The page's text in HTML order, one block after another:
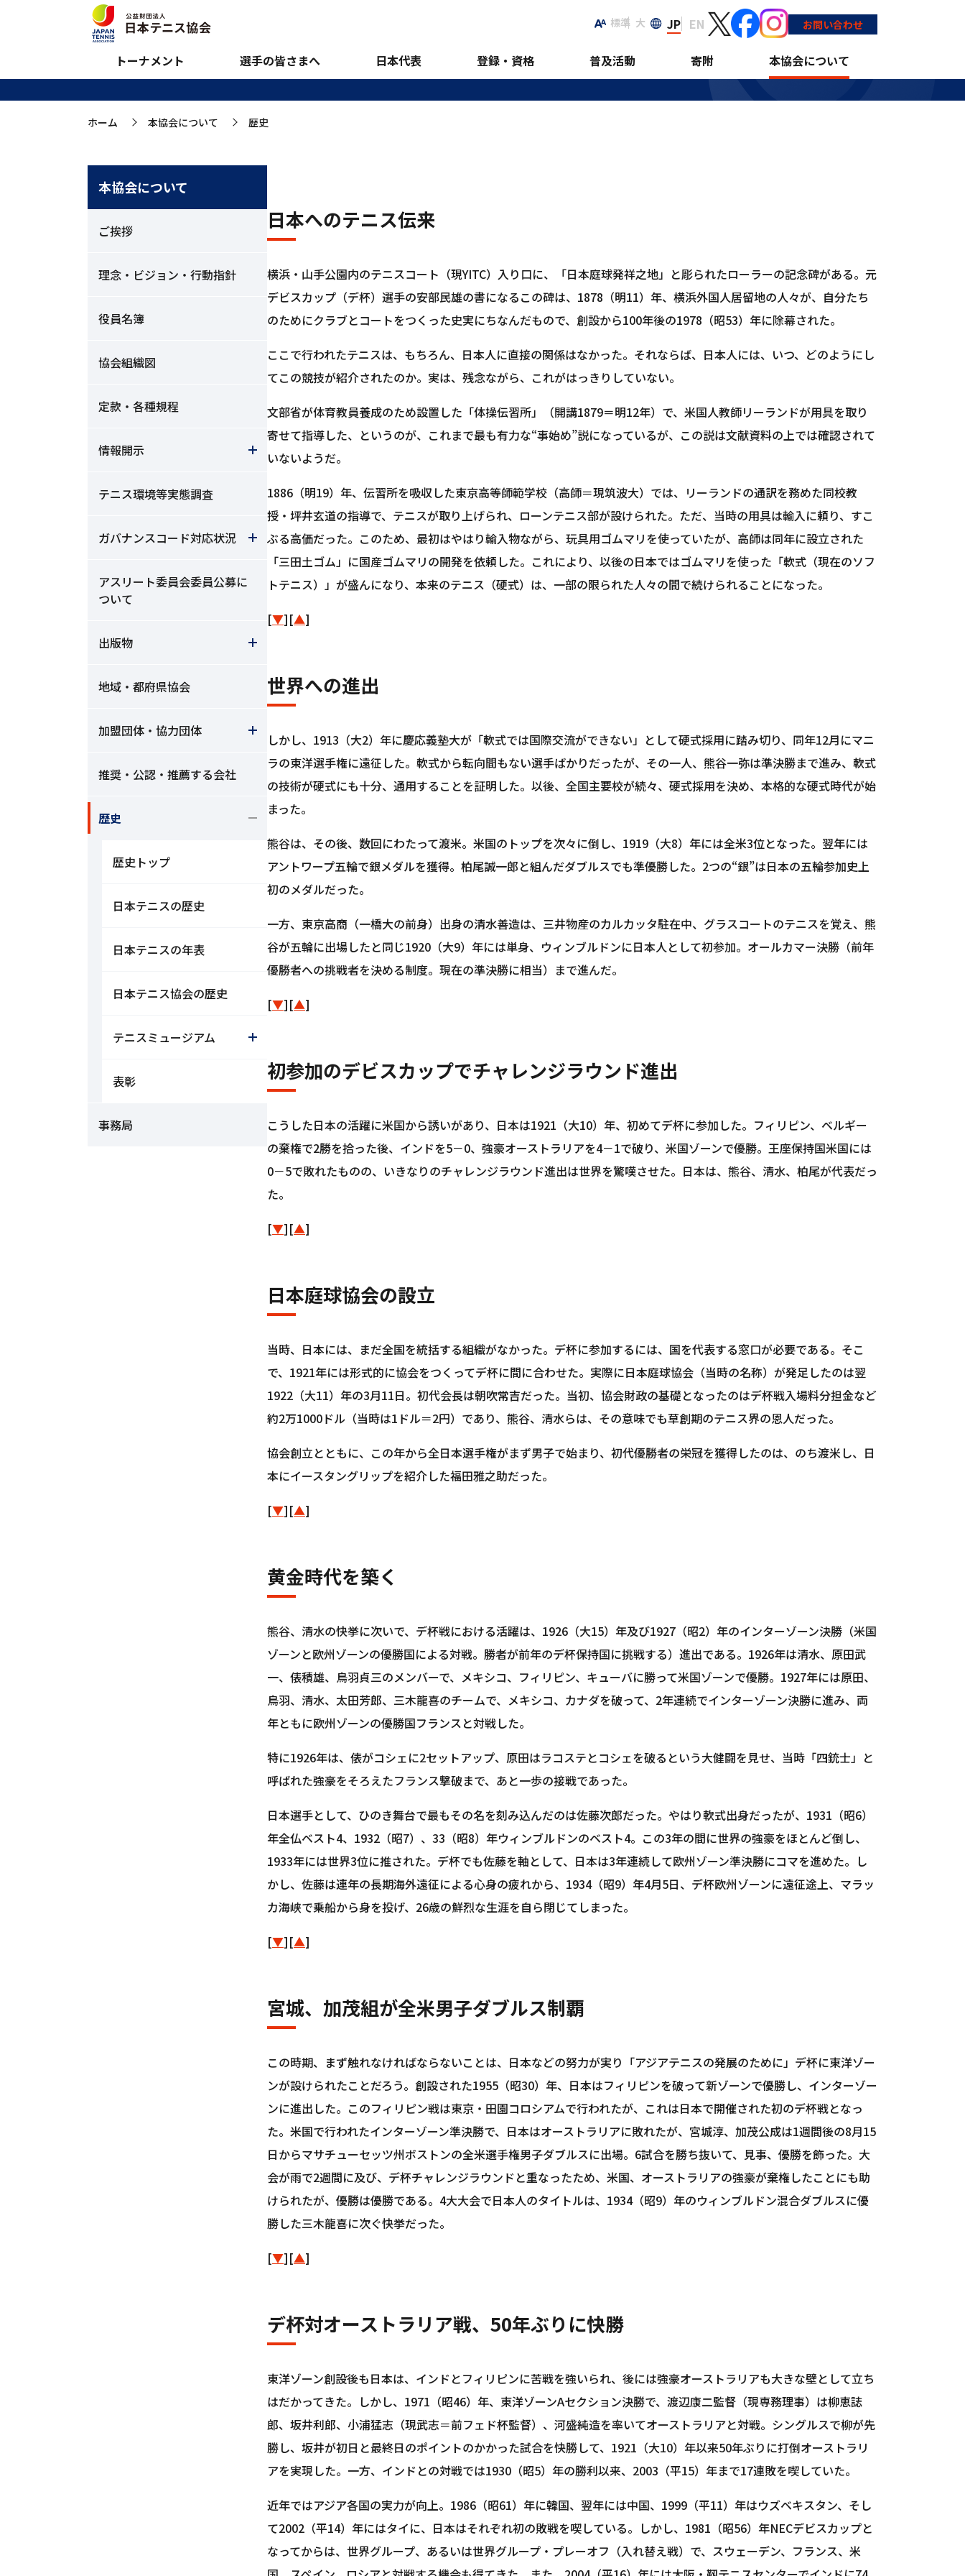
標準 大 JP EN お問い合わせ
トーナメント 選手の皆さまへ 日本代表 登録・資格 普及活動 寄附 本協会について
歴史
ホーム >
本協会について >
歴史
日本へのテニス伝来
横浜・山手公園内のテニスコート（現YITC）入り口に、「日本庭球発祥之地」と彫られたローラーの記念碑がある。元
デビスカップ（デ杯）選手の安部民雄の書になるこの碑は、1878（明11）年、横浜外国人居留地の人々が、自分たち
のためにクラブとコートをつくった史実にちなんだもので、創設から100年後の1978（昭53）年に除幕された。
ここで行われたテニスは、もちろん、日本人に直接の関係はなかった。それならば、日本人には、いつ、どのようにし
てこの競技が紹介されたのか。実は、残念ながら、これがはっきりしていない。
文部省が体育教員養成のため設置した「体操伝習所」（開講1879＝明12年）で、米国人教師リーランドが用具を取り
寄せて指導した、というのが、これまで最も有力な“事始め”説になっているが、この説は文献資料の上では確認されて
いないようだ。
1886（明19）年、伝習所を吸収した東京高等師範学校（高師＝現筑波大）では、リーランドの通訳を務めた同校教
授・坪井玄道の指導で、テニスが取り上げられ、ローンテニス部が設けられた。ただ、当時の用具は輸入に頼り、すこ
ぶる高価だった。このため、最初はやはり輸入物ながら、玩具用ゴムマリを使っていたが、高師は同年に設立された
「三田土ゴム」に国産ゴムマリの開発を依頼した。これにより、以後の日本ではゴムマリを使った「軟式（現在のソフ
トテニス）」が盛んになり、本来のテニス（硬式）は、一部の限られた人々の間で続けられることになった。
[▼][▲]
世界への進出
しかし、1913（大2）年に慶応義塾大が「軟式では国際交流ができない」として硬式採用に踏み切り、同年12月にマニ
ラの東洋選手権に遠征した。軟式から転向間もない選手ばかりだったが、その一人、熊谷一弥は準決勝まで進み、軟式
の技術が硬式にも十分、通用することを証明した。以後、全国主要校が続々、硬式採用を決め、本格的な硬式時代が始
まった。
熊谷は、その後、数回にわたって渡米。米国のトップを次々に倒し、1919（大8）年には全米3位となった。翌年には
アントワープ五輪で銀メダルを獲得。柏尾誠一郎と組んだダブルスでも準優勝した。2つの“銀”は日本の五輪参加史上
初のメダルだった。
一方、東京高商（一橋大の前身）出身の清水善造は、三井物産のカルカッタ駐在中、グラスコートのテニスを覚え、熊
谷が五輪に出場したと同じ1920（大9）年には単身、ウィンブルドンに日本人として初参加。オールカマー決勝（前年
優勝者への挑戦者を決める制度。現在の準決勝に相当）まで進んだ。
[▼][▲]
初参加のデビスカップでチャレンジラウンド進出
こうした日本の活躍に米国から誘いがあり、日本は1921（大10）年、初めてデ杯に参加した。フィリピン、ベルギー
の棄権で2勝を拾った後、インドを5－0、強豪オーストラリアを4－1で破り、米国ゾーンで優勝。王座保持国米国には
0－5で敗れたものの、いきなりのチャレンジラウンド進出は世界を驚嘆させた。日本は、熊谷、清水、柏尾が代表だっ
た。
[▼][▲]
日本庭球協会の設立
当時、日本には、まだ全国を統括する組織がなかった。デ杯に参加するには、国を代表する窓口が必要である。そこ
で、1921年には形式的に協会をつくってデ杯に間に合わせた。実際に日本庭球協会（当時の名称）が発足したのは翌
1922（大11）年の3月11日。初代会長は朝吹常吉だった。当初、協会財政の基礎となったのはデ杯戦入場料分担金など
約2万1000ドル（当時は1ドル＝2円）であり、熊谷、清水らは、その意味でも草創期のテニス界の恩人だった。
協会創立とともに、この年から全日本選手権がまず男子で始まり、初代優勝者の栄冠を獲得したのは、のち渡米し、日
本にイースタングリップを紹介した福田雅之助だった。
[▼][▲]
黄金時代を築く
熊谷、清水の快挙に次いで、デ杯戦における活躍は、1926（大15）年及び1927（昭2）年のインターゾーン決勝（米国
ゾーンと欧州ゾーンの優勝国による対戦。勝者が前年のデ杯保持国に挑戦する）進出である。1926年は清水、原田武
一、俵積雄、鳥羽貞三のメンバーで、メキシコ、フィリピン、キューバに勝って米国ゾーンで優勝。1927年には原田、
鳥羽、清水、太田芳郎、三木龍喜のチームで、メキシコ、カナダを破って、2年連続でインターゾーン決勝に進み、両
年ともに欧州ゾーンの優勝国フランスと対戦した。
特に1926年は、俵がコシェに2セットアップ、原田はラコステとコシェを破るという大健闘を見せ、当時「四銃士」と
呼ばれた強豪をそろえたフランス撃破まで、あと一歩の接戦であった。
日本選手として、ひのき舞台で最もその名を刻み込んだのは佐藤次郎だった。やはり軟式出身だったが、1931（昭6）
年全仏ベスト4、1932（昭7）、33（昭8）年ウィンブルドンのベスト4。この3年の間に世界の強豪をほとんど倒し、
1933年には世界3位に推された。デ杯でも佐藤を軸として、日本は3年連続して欧州ゾーン準決勝にコマを進めた。し
かし、佐藤は連年の長期海外遠征による心身の疲れから、1934（昭9）年4月5日、デ杯欧州ゾーンに遠征途上、マラッ
カ海峡で乗船から身を投げ、26歳の鮮烈な生涯を自ら閉じてしまった。
[▼][▲]
宮城、加茂組が全米男子ダブルス制覇
この時期、まず触れなければならないことは、日本などの努力が実り「アジアテニスの発展のために」デ杯に東洋ゾー
ンが設けられたことだろう。創設された1955（昭30）年、日本はフィリピンを破って新ゾーンで優勝し、インターゾー
ンに進出した。このフィリピン戦は東京・田園コロシアムで行われたが、これは日本で開催された初のデ杯戦となっ
た。米国で行われたインターゾーン準決勝で、日本はオーストラリアに敗れたが、宮城淳、加茂公成は1週間後の8月15
日からマサチューセッツ州ボストンの全米選手権男子ダブルスに出場。6試合を勝ち抜いて、見事、優勝を飾った。大
会が雨で2週間に及び、デ杯チャレンジラウンドと重なったため、米国、オーストラリアの強豪が棄権したことにも助
けられたが、優勝は優勝である。4大大会で日本人のタイトルは、1934（昭9）年のウィンブルドン混合ダブルスに優
勝した三木龍喜に次ぐ快挙だった。
[▼][▲]
デ杯対オーストラリア戦、50年ぶりに快勝
東洋ゾーン創設後も日本は、インドとフィリピンに苦戦を強いられ、後には強豪オーストラリアも大きな壁として立ち
はだかってきた。しかし、1971（昭46）年、東洋ゾーンAセクション決勝で、渡辺康二監督（現専務理事）は柳恵誌
郎、坂井利郎、小浦猛志（現武志＝前フェド杯監督）、河盛純造を率いてオーストラリアと対戦。シングルスで柳が先
勝し、坂井が初日と最終日のポイントのかかった試合を快勝して、1921（大10）年以来50年ぶりに打倒オーストラリ
アを実現した。一方、インドとの対戦では1930（昭5）年の勝利以来、2003（平15）年まで17連敗を喫していた。
近年ではアジア各国の実力が向上。1986（昭61）年に韓国、翌年には中国、1999（平11）年はウズベキスタン、そし
て2002（平14）年にはタイに、日本はそれぞれ初の敗戦を喫している。しかし、1981（昭56）年NECデビスカップと
なってからは、世界グループ、あるいは世界グループ・プレーオフ（入れ替え戦）で、スウェーデン、フランス、米
本協会について
ご挨拶
理念・ビジョン・行動指針
役員名簿
協会組織図
定款・各種規程
情報開示
テニス環境等実態調査
ガバナンスコード対応状況
アスリート委員会委員公募に
ついて
出版物
地域・都府県協会
加盟団体・協力団体
推奨・公認・推薦する会社
歴史
歴史トップ
日本テニスの歴史
日本テニスの年表
日本テニス協会の歴史
テニスミュージアム
表彰
事務局